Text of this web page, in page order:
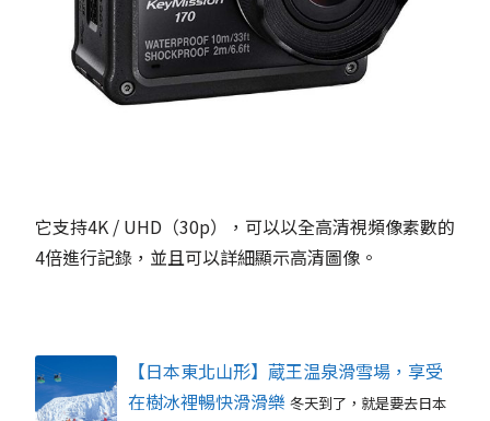
它支持4K / UHD（30p），可以以全高清視頻像素數的
4倍進行記錄，並且可以詳細顯示高清圖像。
【日本東北山形】蔵王温泉滑雪場，享受
在樹冰裡暢快滑滑樂 冬天到了，就是要去日本